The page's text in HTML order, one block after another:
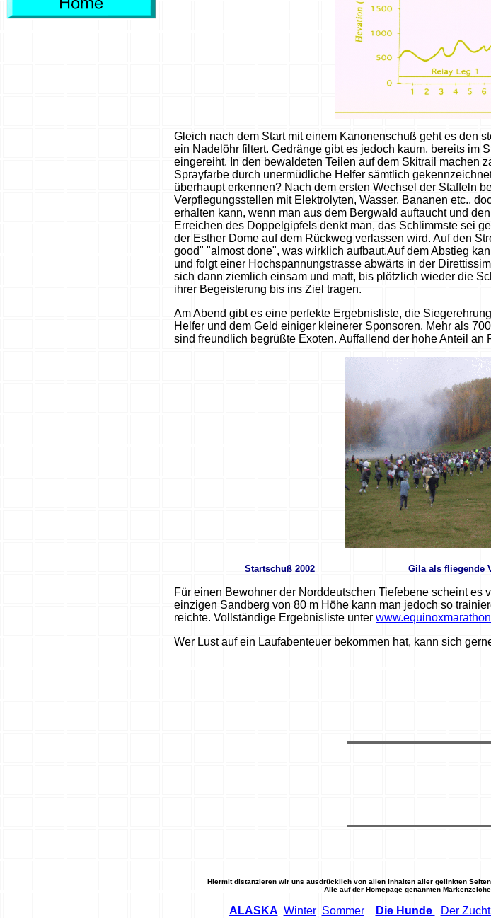
Gleich nach dem Start mit einem Kanonenschuß geht es den
ein Nadelöhr filtert. Gedränge gibt es jedoch kaum, bereits im
eingereiht. In den bewaldeten Teilen auf dem Skitrail machen
Sprayfarbe durch unermüdliche Helfer sämtlich
überhaupt erkennen? Nach dem ersten Wechsel der Staffeln
Verpflegungsstellen mit Elektrolyten, Wasser, Bananen etc.,
erhalten kann, wenn man aus dem Bergwald auftaucht und
Erreichen des Doppelgipfels denkt man, das Schlimmste sei
der Esther Dome auf dem Rückweg verlassen wird. Auf den
good" "almost done", was wirklich aufbaut.Auf dem Abstieg
und folgt einer Hochspannungstrasse abwärts in der
sich dann ziemlich einsam und matt, bis plötzlich wieder die
ihrer Begeisterung bis ins Ziel tragen.
Am Abend gibt es eine perfekte Ergebnisliste, die
Helfer und dem Geld einiger kleinerer Sponsoren. Mehr als
sind freundlich begrüßte Exoten. Auffallend der hohe Anteil an
Startschuß 2002 Gila als fliegende
Für einen Bewohner der Norddeutschen Tiefebene scheint
einzigen Sandberg von 80 m Höhe kann man jedoch so
reichte. Vollständige Ergebnisliste unter
Wer Lust auf ein Laufabenteuer bekommen hat, kann sich
Hiermit distanzieren wir uns ausdrücklich von allen Inhalten aller gelinkten
Alle auf der Homepage genannten
ALASKA Winter Sommer Die Hunde Der